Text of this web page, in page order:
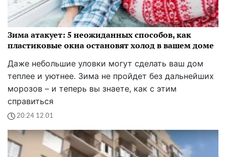
Зима атакует: 5 неожиданных способов, как
пластиковые окна остановят холод в вашем доме
Даже небольшие уловки могут сделать ваш дом
теплее и уютнее. Зима не пройдет без дальнейших
морозов – и теперь вы знаете, как с этим
справиться
20:24 12.01